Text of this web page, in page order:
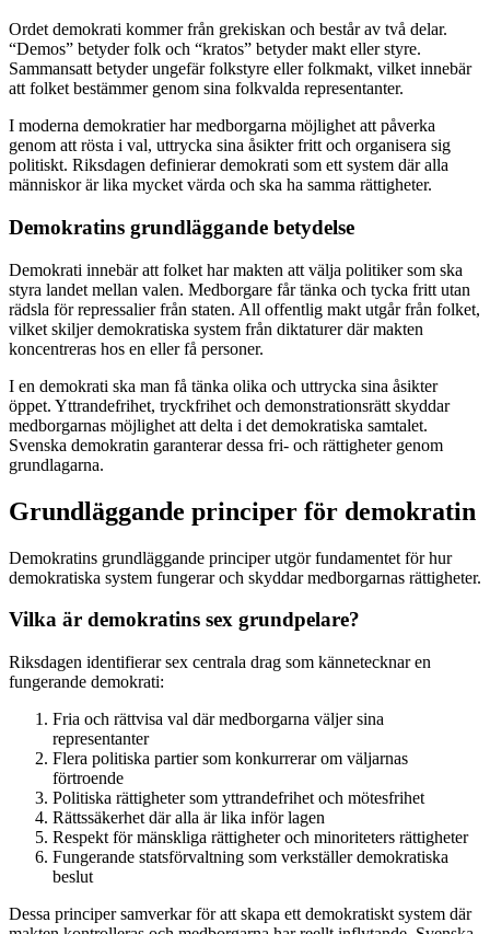
Ordet demokrati kommer från grekiskan och består av två delar.
“Demos” betyder folk och “kratos” betyder makt eller styre.
Sammansatt betyder ungefär folkstyre eller folkmakt, vilket innebär
att folket bestämmer genom sina folkvalda representanter.
I moderna demokratier har medborgarna möjlighet att påverka
genom att rösta i val, uttrycka sina åsikter fritt och organisera sig
politiskt. Riksdagen definierar demokrati som ett system där alla
människor är lika mycket värda och ska ha samma rättigheter.
Demokratins grundläggande betydelse
Demokrati innebär att folket har makten att välja politiker som ska
styra landet mellan valen. Medborgare får tänka och tycka fritt utan
rädsla för repressalier från staten. All offentlig makt utgår från folket,
vilket skiljer demokratiska system från diktaturer där makten
koncentreras hos en eller få personer.
I en demokrati ska man få tänka olika och uttrycka sina åsikter
öppet. Yttrandefrihet, tryckfrihet och demonstrationsrätt skyddar
medborgarnas möjlighet att delta i det demokratiska samtalet.
Svenska demokratin garanterar dessa fri- och rättigheter genom
grundlagarna.
Grundläggande principer för demokratin
Demokratins grundläggande principer utgör fundamentet för hur
demokratiska system fungerar och skyddar medborgarnas rättigheter.
Vilka är demokratins sex grundpelare?
Riksdagen identifierar sex centrala drag som kännetecknar en
fungerande demokrati:
Fria och rättvisa val där medborgarna väljer sina
representanter
Flera politiska partier som konkurrerar om väljarnas
förtroende
Politiska rättigheter som yttrandefrihet och mötesfrihet
Rättssäkerhet där alla är lika inför lagen
Respekt för mänskliga rättigheter och minoriteters rättigheter
Fungerande statsförvaltning som verkställer demokratiska
beslut
Dessa principer samverkar för att skapa ett demokratiskt system där